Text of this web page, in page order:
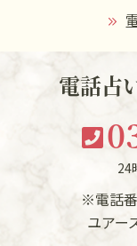
電話占
24
※電話
ユアー